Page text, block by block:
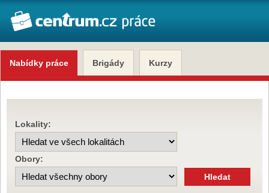
Nabídky práce Brigády Kurzy
Lokality:
Obory: